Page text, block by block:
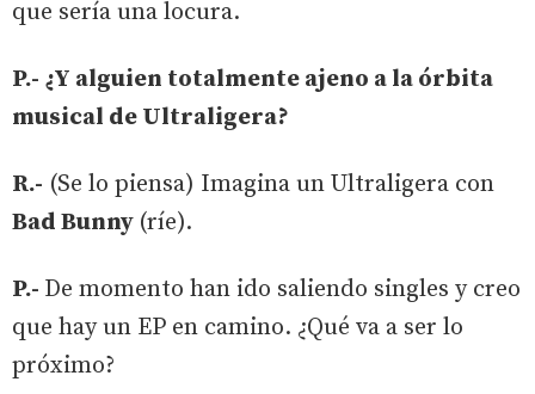
que sería una locura.
P.- ¿Y alguien totalmente ajeno a la órbita
musical de Ultraligera?
R.- (Se lo piensa) Imagina un Ultraligera con
Bad Bunny (ríe).
P.- De momento han ido saliendo singles y creo
que hay un EP en camino. ¿Qué va a ser lo
próximo?